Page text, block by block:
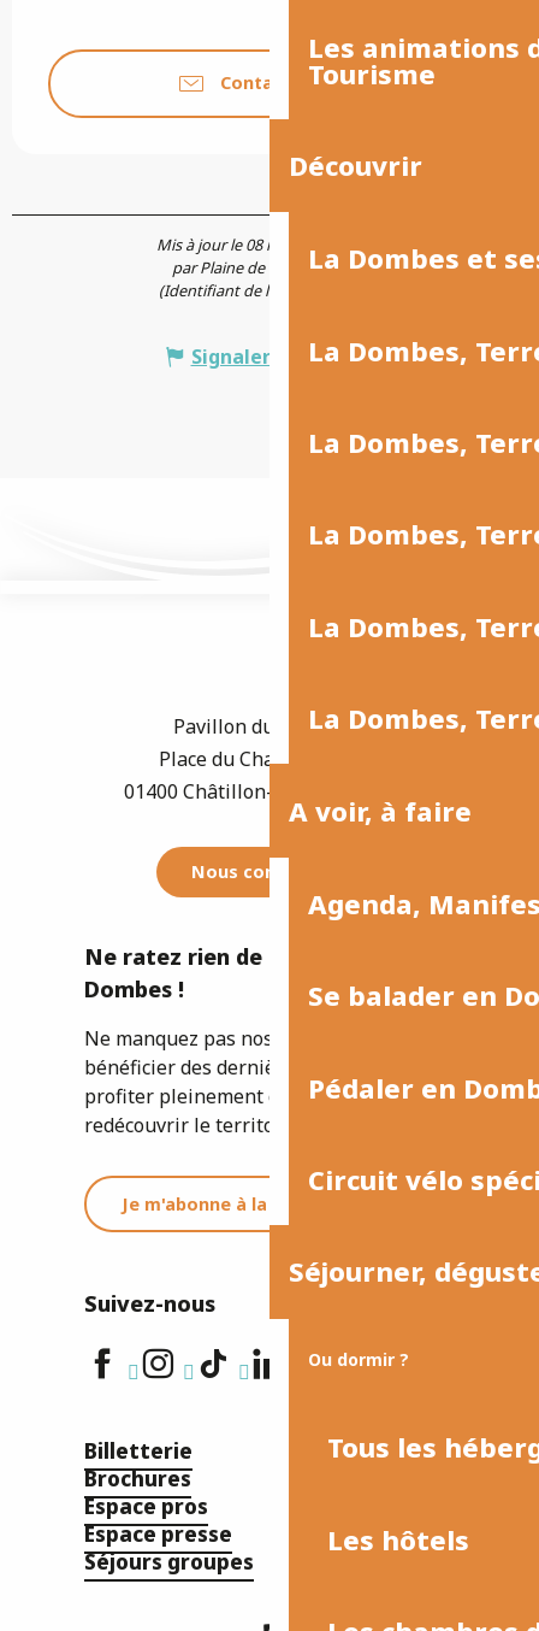
Les animations
Tourisme
Découvrir
La Dombes et
La Dombes,
La Dombes,
La Dombes,
La Dombes,
La Dombes,
A voir, à faire
Agenda,
Se balader en
Pédaler en
Circuit vélo
Séjourner,
Ou dormir ?
Tous les
Les hôtels
Contactez-nous
Mis à jour le 08 mai 2026 à 12:50
par Plaine de l'Ain Tourisme
(Identifiant de l'offre :
Signaler une erreur
Pavillon du Tourisme
Place du Champ de Foire
01400 Châtillon-sur-Chalaronne
Nous contacter
Ne ratez rien de l'actualité de la
Dombes !
Ne manquez pas nos newsletters pour
bénéficier des dernières informations et
profiter pleinement de votre séjour ou
redécouvrir le territoire.
Je m'abonne à la newsletter
Suivez-nous
Billetterie
Brochures
Espace pros
Espace presse
Séjours groupes